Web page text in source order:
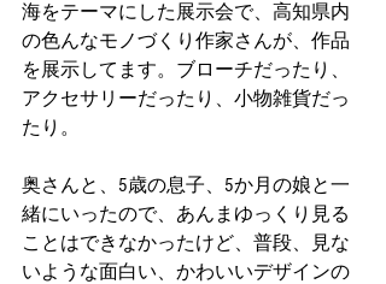
海をテーマにした展示会で、高知県内
の色んなモノづくり作家さんが、作品
を展示してます。ブローチだったり、
アクセサリーだったり、小物雑貨だっ
たり。
奥さんと、5歳の息子、5か月の娘と一
緒にいったので、あんまゆっくり見る
ことはできなかったけど、普段、見な
いような面白い、かわいいデザインの